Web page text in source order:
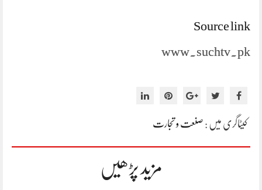
Source link
www.suchtv.pk
کیٹاگری میں : صنعت و تجارت
مزید پڑھیں